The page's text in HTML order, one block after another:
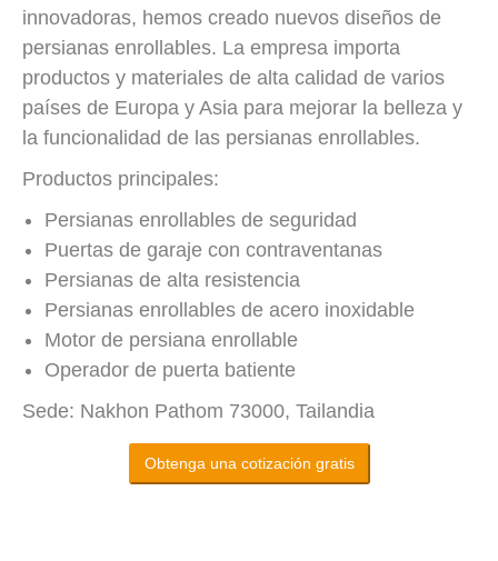
innovadoras, hemos creado nuevos diseños de
persianas enrollables. La empresa importa
productos y materiales de alta calidad de varios
países de Europa y Asia para mejorar la belleza y
la funcionalidad de las persianas enrollables.
Productos principales:
Persianas enrollables de seguridad
Puertas de garaje con contraventanas
Persianas de alta resistencia
Persianas enrollables de acero inoxidable
Motor de persiana enrollable
Operador de puerta batiente
Sede: Nakhon Pathom 73000, Tailandia
Obtenga una cotización gratis